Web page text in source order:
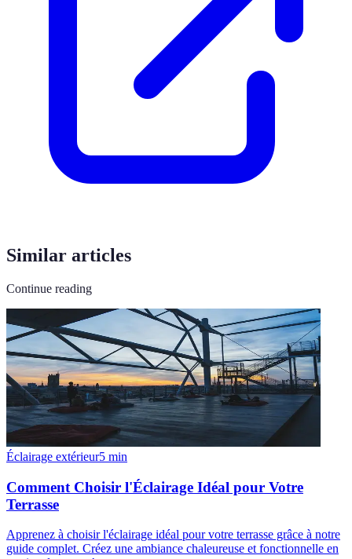
Similar articles
Continue reading
Éclairage extérieur5 min
Comment Choisir l'Éclairage Idéal pour Votre
Terrasse
Apprenez à choisir l'éclairage idéal pour votre terrasse grâce à notre
guide complet. Créez une ambiance chaleureuse et fonctionnelle en